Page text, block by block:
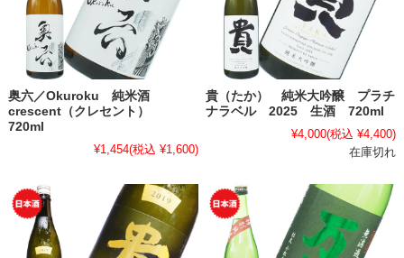
奥六／Okuroku 純米酒
crescent（クレセント）
720ml
¥1,454(税込 ¥1,600)
貴（たか） 純米大吟醸 プラチ
ナラベル 2025 生酒 720ml
¥4,000(税込 ¥4,400)
在庫切れ